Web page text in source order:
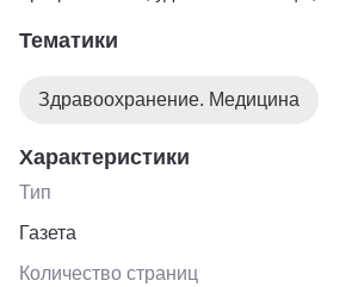
Тематики
Здравоохранение. Медицина
Характеристики
Тип
Газета
Количество страниц